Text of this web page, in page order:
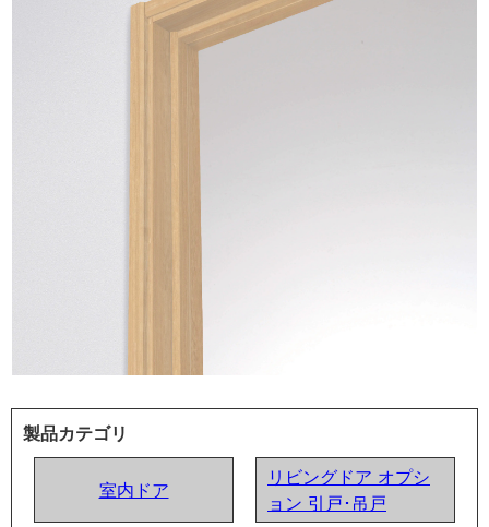
製品カテゴリ
室内ドア
リビングドア オプシ
ョン 引戸･吊戸